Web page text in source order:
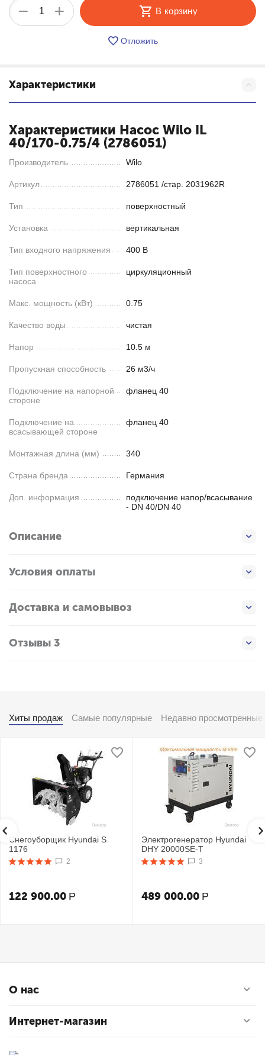
+
− В корзину
Отложить
Характеристики
Характеристики Насос Wilo IL
40/170-0.75/4 (2786051)
Производитель Wilo
Артикул 2786051 /стар. 2031962R
Тип поверхностный
Установка вертикальная
Тип входного напряжения 400 В
Тип поверхностного
насоса
циркуляционный
Макс. мощность (кВт) 0.75
Качество воды чистая
Напор 10.5 м
Пропускная способность 26 м3/ч
Подключение на напорной
стороне
фланец 40
Подключение на
всасывающей стороне
фланец 40
Монтажная длина (мм) 340
Страна бренда Германия
Доп. информация
подключение напор/всасывание
- DN 40/DN 40
Описание
Условия оплаты
Доставка и самовывоз
Отзывы 3
Хиты продаж Самые популярные Недавно просмотренные
Снегоуборщик Hyundai S
1176
2
122 900.00 Р
Электрогенератор Hyundai
DHY 20000SE-T
3
489 000.00 Р
О нас
Интернет-магазин